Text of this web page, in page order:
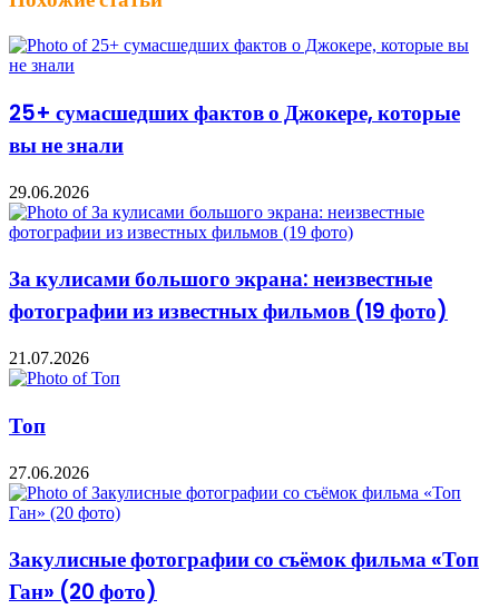
25+ сумасшедших фактов о Джокере, которые
вы не знали
29.06.2026
За кулисами большого экрана: неизвестные
фотографии из известных фильмов (19 фото)
21.07.2026
Топ
27.06.2026
Закулисные фотографии со съёмок фильма «Топ
Ган» (20 фото)